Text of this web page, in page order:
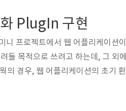
PlugIn 구현
니 프로젝트에서 웹 어플리케이션
목적으로 쓰려고 하는데, 그 외
의 경우, 웹 어플리케이션의 초기
한다. 스트럿츠 프레임웍은 웹 어